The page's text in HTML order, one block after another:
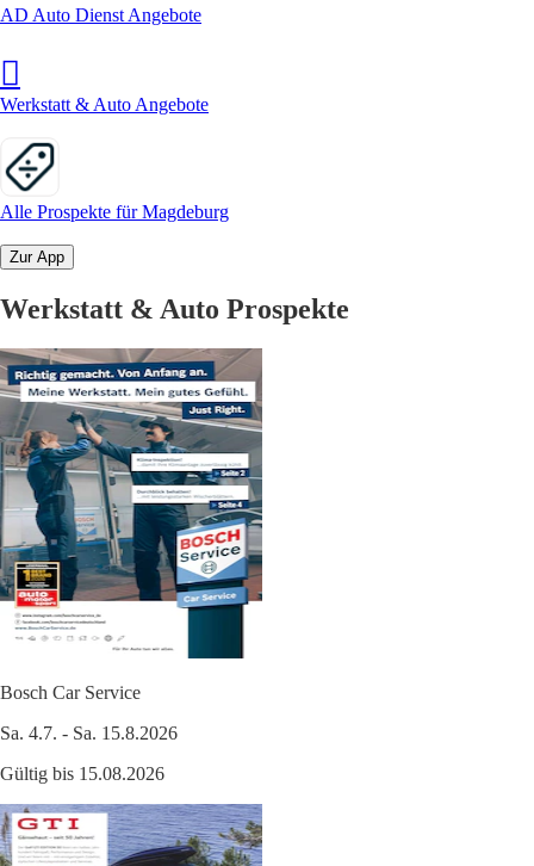
AD Auto Dienst Angebote
Werkstatt & Auto Angebote
Alle Prospekte für Magdeburg
Zur App
Werkstatt & Auto Prospekte
Bosch Car Service
Sa. 4.7. - Sa. 15.8.2026
Gültig bis 15.08.2026